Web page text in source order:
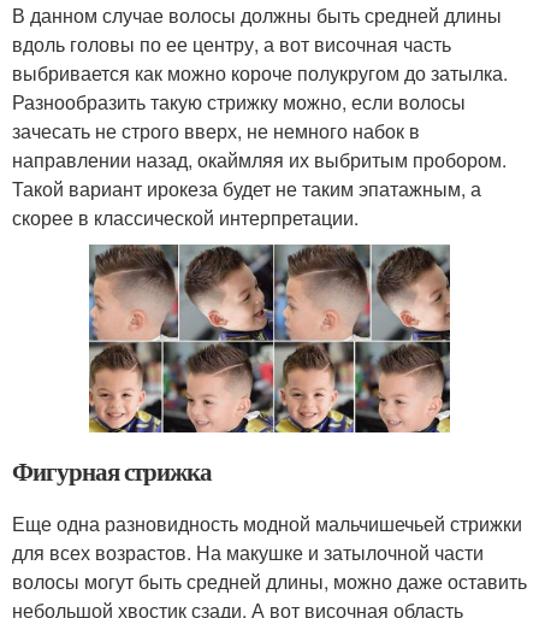
В данном случае волосы должны быть средней длины
вдоль головы по ее центру, а вот височная часть
выбривается как можно короче полукругом до затылка.
Разнообразить такую стрижку можно, если волосы
зачесать не строго вверх, не немного набок в
направлении назад, окаймляя их выбритым пробором.
Такой вариант ирокеза будет не таким эпатажным, а
скорее в классической интерпретации.
Фигурная стрижка
Еще одна разновидность модной мальчишечьей стрижки
для всех возрастов. На макушке и затылочной части
волосы могут быть средней длины, можно даже оставить
небольшой хвостик сзади. А вот височная область